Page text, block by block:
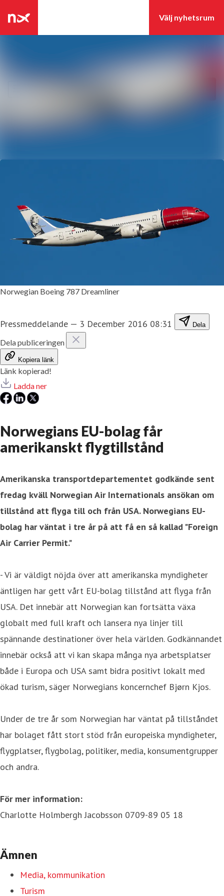
Senaste nyheterna
Kontakt
Norwegian Boeing 787 Dreamliner
Pressmeddelande — 3 December 2016 08:31 Dela
Dela publiceringen
Kopiera länk
Länk kopierad!
Ladda ner
Norwegians EU-bolag får
amerikanskt flygtillstånd
Amerikanska transportdepartementet godkände sent
fredag kväll Norwegian Air Internationals ansökan om
tillstånd att flyga till och från USA. Norwegians EU-
bolag har väntat i tre år på att få en så kallad "Foreign
Air Carrier Permit."
- Vi är väldigt nöjda över att amerikanska myndigheter
äntligen har gett vårt EU-bolag tillstånd att flyga från
USA. Det innebär att Norwegian kan fortsätta växa
globalt med full kraft och lansera nya linjer till
spännande destinationer över hela världen. Godkännandet
innebär också att vi kan skapa många nya arbetsplatser
både i Europa och USA samt bidra positivt lokalt med
ökad turism, säger Norwegians koncernchef Bjørn Kjos.
Under de tre år som Norwegian har väntat på tillståndet
har bolaget fått stort stöd från europeiska myndigheter,
flygplatser, flygbolag, politiker, media, konsumentgrupper
och andra.
För mer information:
Charlotte Holmbergh Jacobsson 0709-89 05 18
Ämnen
Media, kommunikation
Turism